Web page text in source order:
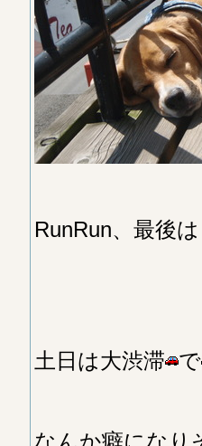
RunRun、最後
土日は大渋滞 で
なんか癖になり